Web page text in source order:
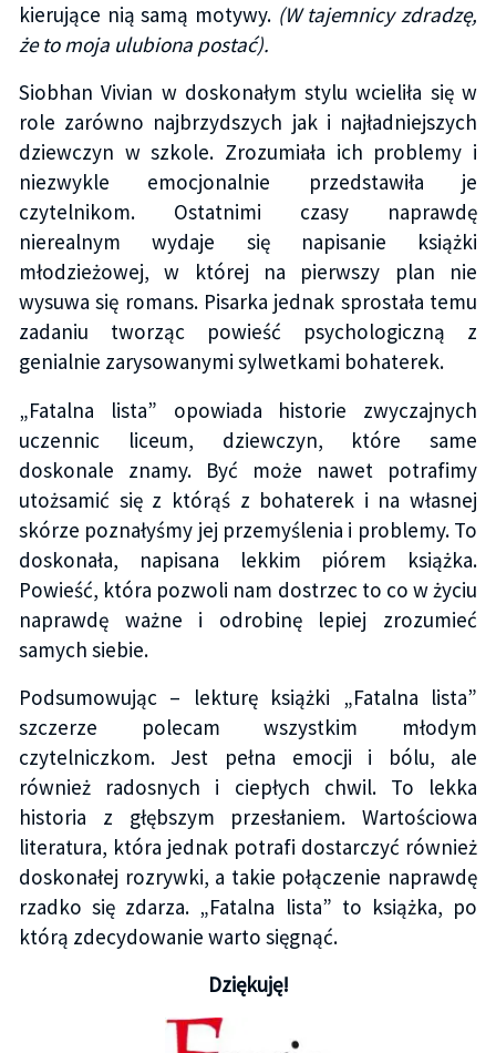
kierujące nią samą motywy. (W tajemnicy zdradzę,
że to moja ulubiona postać).
Siobhan Vivian w doskonałym stylu wcieliła się w
role zarówno najbrzydszych jak i najładniejszych
dziewczyn w szkole. Zrozumiała ich problemy i
niezwykle emocjonalnie przedstawiła je
czytelnikom. Ostatnimi czasy naprawdę
nierealnym wydaje się napisanie książki
młodzieżowej, w której na pierwszy plan nie
wysuwa się romans. Pisarka jednak sprostała temu
zadaniu tworząc powieść psychologiczną z
genialnie zarysowanymi sylwetkami bohaterek.
„Fatalna lista” opowiada historie zwyczajnych
uczennic liceum, dziewczyn, które same
doskonale znamy. Być może nawet potrafimy
utożsamić się z którąś z bohaterek i na własnej
skórze poznałyśmy jej przemyślenia i problemy. To
doskonała, napisana lekkim piórem książka.
Powieść, która pozwoli nam dostrzec to co w życiu
naprawdę ważne i odrobinę lepiej zrozumieć
samych siebie.
Podsumowując – lekturę książki „Fatalna lista”
szczerze polecam wszystkim młodym
czytelniczkom. Jest pełna emocji i bólu, ale
również radosnych i ciepłych chwil. To lekka
historia z głębszym przesłaniem. Wartościowa
literatura, która jednak potrafi dostarczyć również
doskonałej rozrywki, a takie połączenie naprawdę
rzadko się zdarza. „Fatalna lista” to książka, po
którą zdecydowanie warto sięgnąć.
Dziękuję!